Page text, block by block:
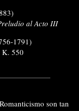
al Acto III
1791)
K. 550
son tan